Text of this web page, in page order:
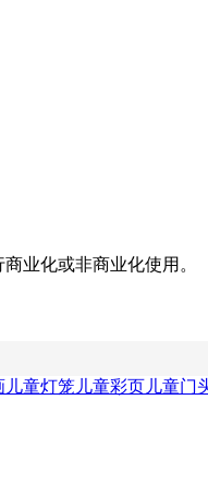
业化或非商业化使用。
儿童灯笼 儿童彩页 儿童门